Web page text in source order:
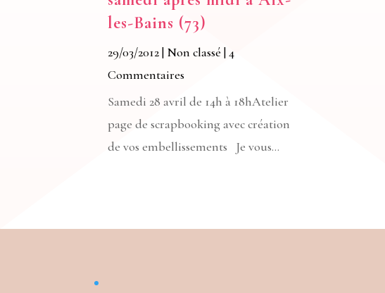
les-Bains (73)
29/03/2012| Non classé | 4
Commentaires
Samedi 28 avril de 14h à 18hAtelier
page de scrapbooking avec création
de vos embellissements Je vous...